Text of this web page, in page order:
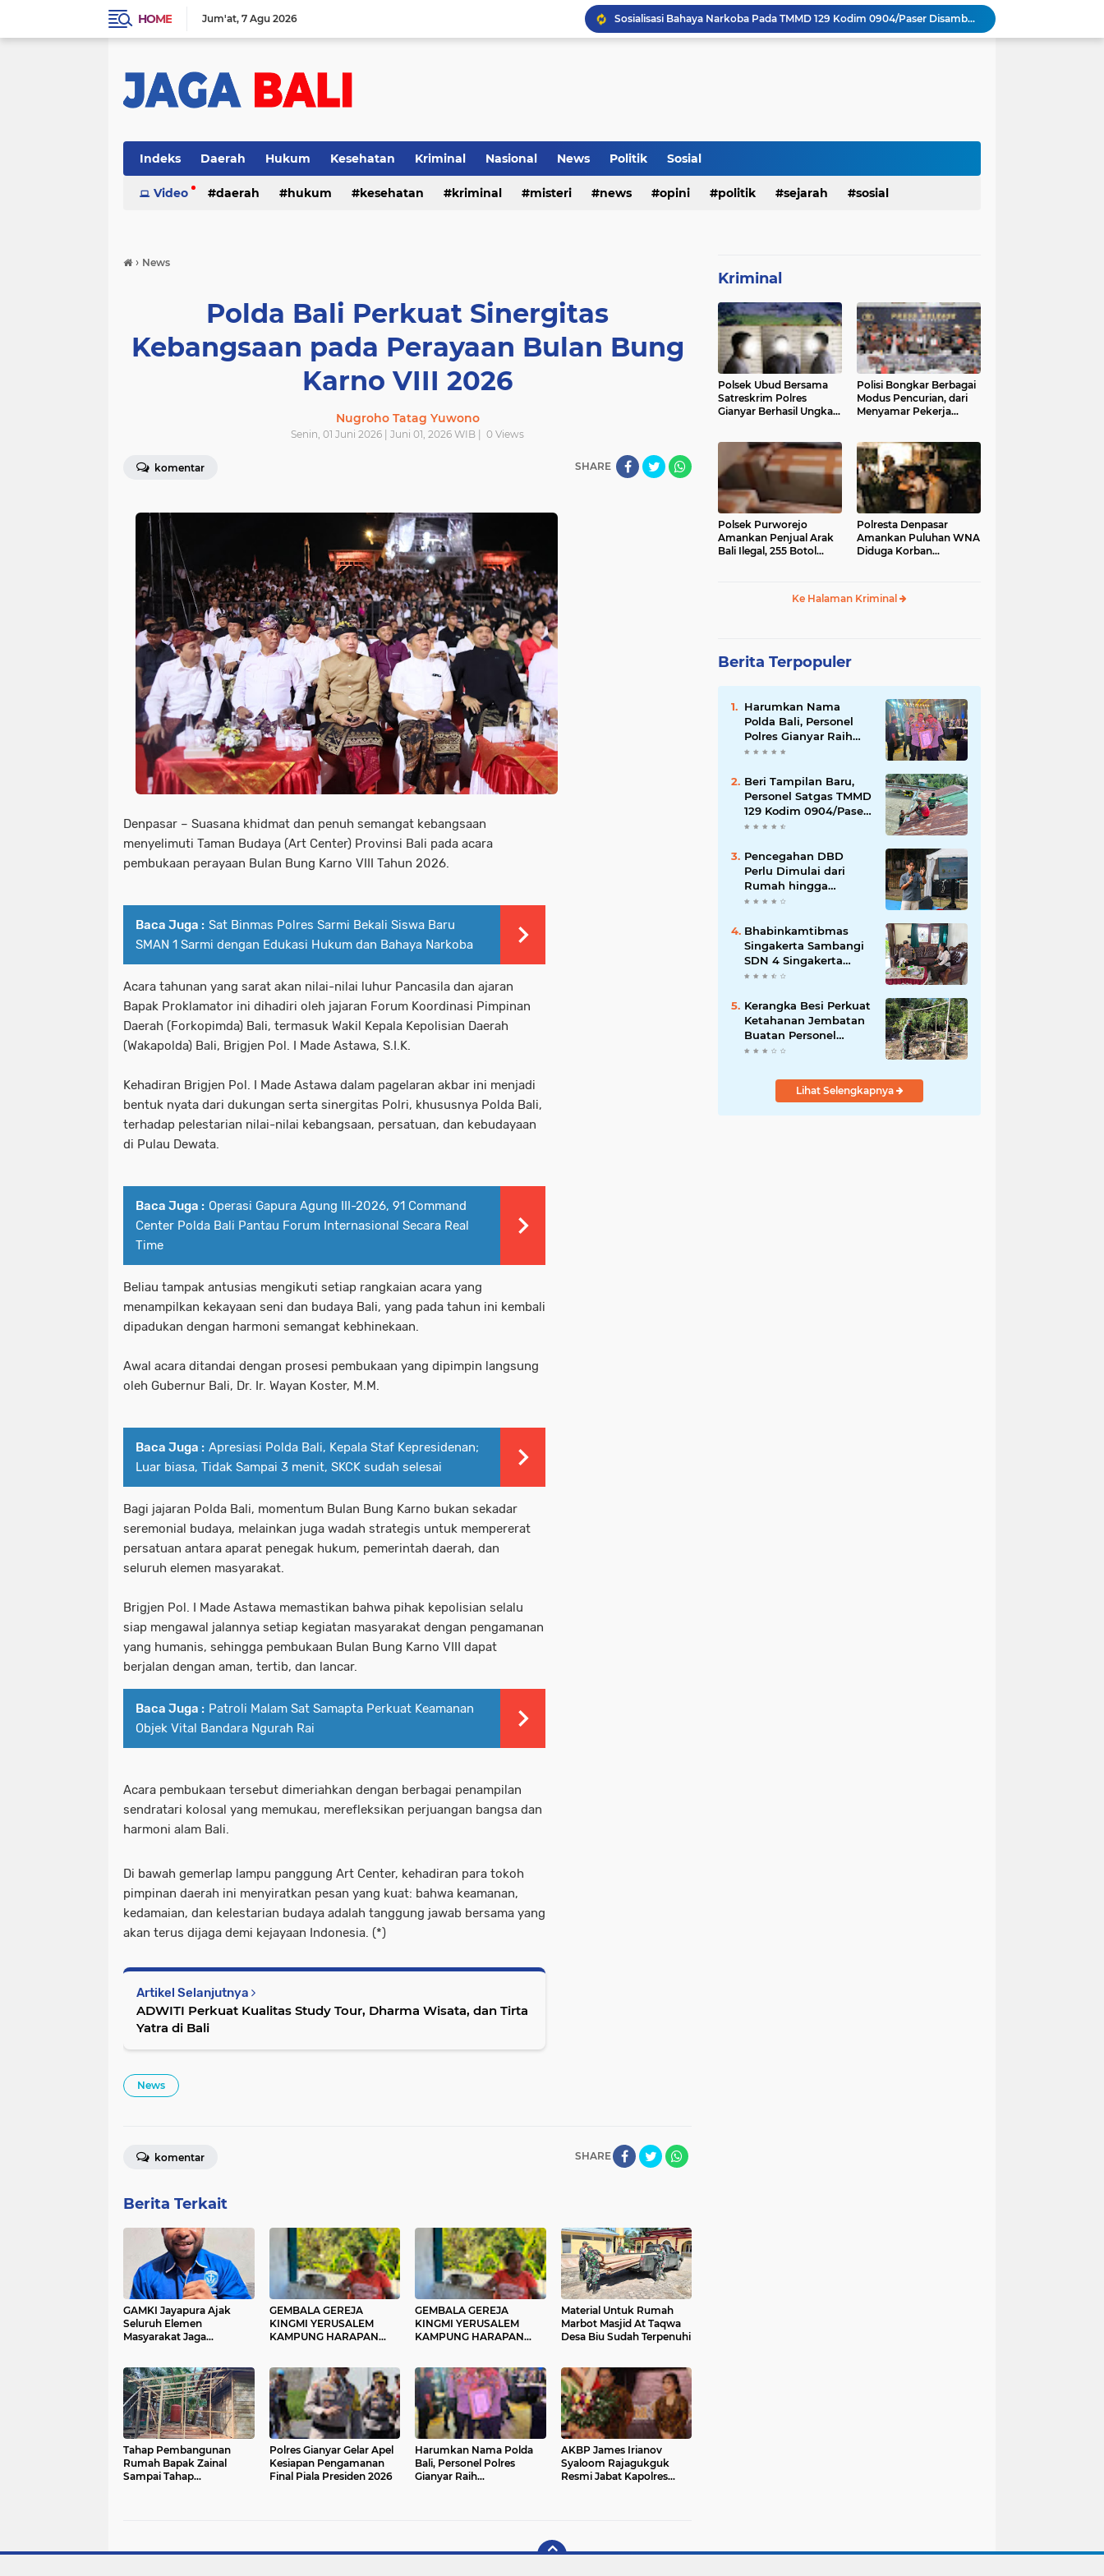
HOME Jum'at 7 Agu 2026
Sosialisasi Bahaya Narkoba Pada TMMD 129 Kodim 0904/Paser Disambut Positif
Babinsa Hadir di Posyandu Cenderawasih, Wujud Sinergi TNI Dukung Kesehatan Masyarakat
Pencegahan DBD Perlu Dimulai dari Rumah hingga Lingkungan Sekolah
Indeks Daerah Hukum Kesehatan Kriminal Nasional News Politik Sosial
Video daerah hukum kesehatan kriminal misteri news opini politik sejarah sosial
› News
Polda Bali Perkuat Sinergitas
Kebangsaan pada Perayaan Bulan Bung
Karno VIII 2026
Nugroho Tatag Yuwono
Senin, 01 Juni 2026 | Juni 01, 2026 WIB | 0 Views
komentar SHARE
Denpasar – Suasana khidmat dan penuh semangat kebangsaan
menyelimuti Taman Budaya (Art Center) Provinsi Bali pada acara
pembukaan perayaan Bulan Bung Karno VIII Tahun 2026.
Baca Juga : Sat Binmas Polres Sarmi Bekali Siswa Baru
SMAN 1 Sarmi dengan Edukasi Hukum dan Bahaya Narkoba
Acara tahunan yang sarat akan nilai-nilai luhur Pancasila dan ajaran
Bapak Proklamator ini dihadiri oleh jajaran Forum Koordinasi Pimpinan
Daerah (Forkopimda) Bali, termasuk Wakil Kepala Kepolisian Daerah
(Wakapolda) Bali, Brigjen Pol. I Made Astawa, S.I.K.
Kehadiran Brigjen Pol. I Made Astawa dalam pagelaran akbar ini menjadi
bentuk nyata dari dukungan serta sinergitas Polri, khususnya Polda Bali,
terhadap pelestarian nilai-nilai kebangsaan, persatuan, dan kebudayaan
di Pulau Dewata.
Baca Juga : Operasi Gapura Agung III-2026, 91 Command
Center Polda Bali Pantau Forum Internasional Secara Real
Time
Beliau tampak antusias mengikuti setiap rangkaian acara yang
menampilkan kekayaan seni dan budaya Bali, yang pada tahun ini kembali
dipadukan dengan harmoni semangat kebhinekaan.
Awal acara ditandai dengan prosesi pembukaan yang dipimpin langsung
oleh Gubernur Bali, Dr. Ir. Wayan Koster, M.M.
Baca Juga : Apresiasi Polda Bali, Kepala Staf Kepresidenan;
Luar biasa, Tidak Sampai 3 menit, SKCK sudah selesai
Bagi jajaran Polda Bali, momentum Bulan Bung Karno bukan sekadar
seremonial budaya, melainkan juga wadah strategis untuk mempererat
persatuan antara aparat penegak hukum, pemerintah daerah, dan
seluruh elemen masyarakat.
Brigjen Pol. I Made Astawa memastikan bahwa pihak kepolisian selalu
siap mengawal jalannya setiap kegiatan masyarakat dengan pengamanan
yang humanis, sehingga pembukaan Bulan Bung Karno VIII dapat
berjalan dengan aman, tertib, dan lancar.
Baca Juga : Patroli Malam Sat Samapta Perkuat Keamanan
Objek Vital Bandara Ngurah Rai
Acara pembukaan tersebut dimeriahkan dengan berbagai penampilan
sendratari kolosal yang memukau, merefleksikan perjuangan bangsa dan
harmoni alam Bali.
Di bawah gemerlap lampu panggung Art Center, kehadiran para tokoh
pimpinan daerah ini menyiratkan pesan yang kuat: bahwa keamanan,
kedamaian, dan kelestarian budaya adalah tanggung jawab bersama yang
akan terus dijaga demi kejayaan Indonesia. (*)
Artikel Selanjutnya
ADWITI Perkuat Kualitas Study Tour, Dharma Wisata, dan Tirta
Yatra di Bali
News
SHARE
komentar
Berita Terkait
GAMKI Jayapura Ajak
Seluruh Elemen
Masyarakat Jaga
GEMBALA GEREJA
KINGMI YERUSALEM
KAMPUNG HARAPAN
TIDAK MUDAH
TERPROVOKASI
GEMBALA GEREJA
KINGMI YERUSALEM
KAMPUNG HARAPAN
TIDAK MUDAH
TERPROVOKASI
Material Untuk Rumah
Marbot Masjid At Taqwa
Desa Biu Sudah Terpenuhi
Tahap Pembangunan
Rumah Bapak Zainal
Sampai Tahap
Polres Gianyar Gelar Apel
Kesiapan Pengamanan
Final Piala Presiden 2026
Harumkan Nama Polda
Bali, Personel Polres
Gianyar Raih
AKBP James Irianov
Syaloom Rajagukguk
Resmi Jabat Kapolres
Kriminal
Polsek Ubud Bersama
Satreskrim Polres
Gianyar Berhasil Ungkap
Polisi Bongkar Berbagai
Modus Pencurian, dari
Menyamar Pekerja
Polsek Purworejo
Amankan Penjual Arak
Bali Ilegal, 255 Botol
Polresta Denpasar
Amankan Puluhan WNA
Diduga Korban
Ke Halaman Kriminal
Berita Terpopuler
Harumkan Nama
Polda Bali, Personel
Polres Gianyar Raih
Penghargaan
Beri Tampilan Baru,
Personel Satgas TMMD
129 Kodim 0904/Paser
Cat Atap Rumah
Pencegahan DBD
Perlu Dimulai dari
Rumah hingga
Lingkungan Sekolah
Bhabinkamtibmas
Singakerta Sambangi
SDN 4 Singakerta
Edukasi Pencegahan
Kerangka Besi Perkuat
Ketahanan Jembatan
Buatan Personel
TMMD 129
Lihat Selengkapnya